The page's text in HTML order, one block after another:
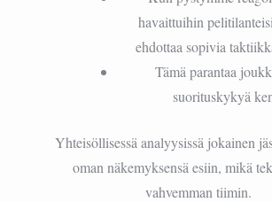
havaittuihin
ehdottaa sopivia
Tämä parantaa
suorituskykyä
Yhteisöllisessä analyysissä jokainen
oman näkemyksensä esiin, mikä
vahvemman tiimin.